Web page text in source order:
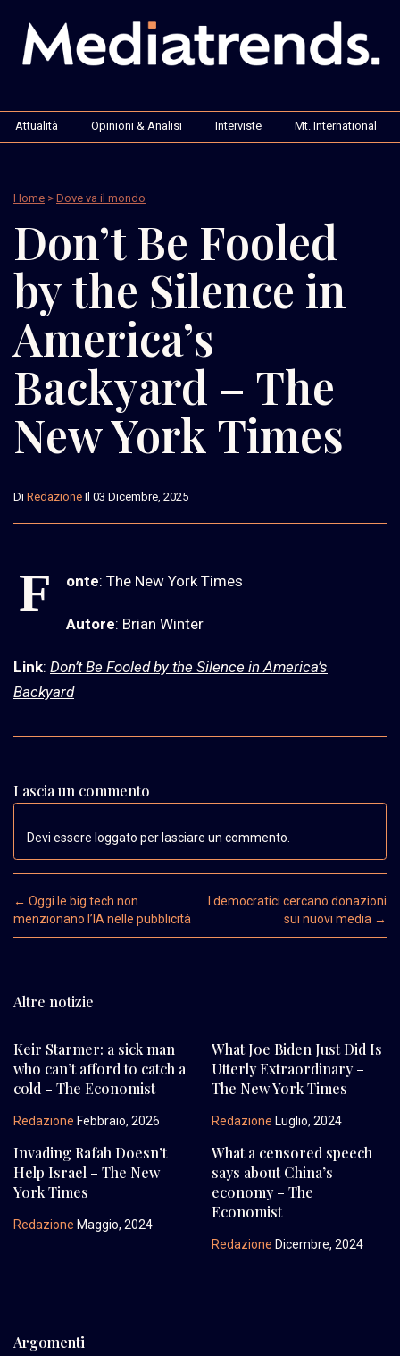
Attualità Opinioni & Analisi Interviste Mt. International
Home > Dove va il mondo
Don’t Be Fooled
by the Silence in
America’s
Backyard – The
New York Times
Di Redazione Il 03 Dicembre, 2025
F onte: The New York Times
Autore: Brian Winter
Link: Don’t Be Fooled by the Silence in America’s
Backyard
Lascia un commento
Devi essere loggato per lasciare un commento.
Post navigation
← Oggi le big tech non
menzionano l’IA nelle pubblicità
I democratici cercano donazioni
sui nuovi media →
Altre notizie
Keir Starmer: a sick man
who can’t afford to catch a
cold – The Economist
Redazione Febbraio, 2026
What Joe Biden Just Did Is
Utterly Extraordinary –
The New York Times
Redazione Luglio, 2024
Invading Rafah Doesn’t
Help Israel – The New
York Times
Redazione Maggio, 2024
What a censored speech
says about China’s
economy – The
Economist
Redazione Dicembre, 2024
Argomenti